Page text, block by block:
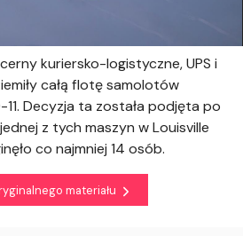
kuriersko-logistyczne, UPS i
całą flotę samolotów
Decyzja ta została podjęta po
z tych maszyn w Louisville
co najmniej 14 osób.
materiału